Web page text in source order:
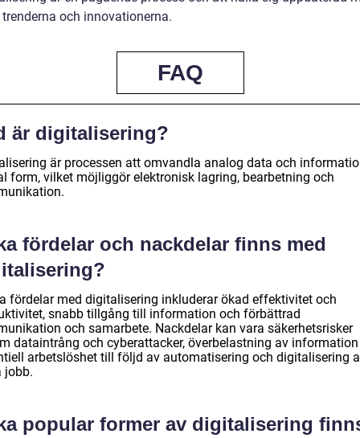
och innovationerna.
FAQ
är digitalisering?
är processen att omvandla analog data och
form, vilket möjliggör elektronisk lagring, bearbetning och
fördelar och nackdelar finns med
fördelar med digitalisering inkluderar ökad effektivitet och
snabb tillgång till information och förbättrad
och samarbete. Nackdelar kan vara säkerhetsrisker
dataintrång och cyberattacker, överbelastning av
arbetslöshet till följd av automatisering och digitalisering
jobb.
popular former av digitalisering